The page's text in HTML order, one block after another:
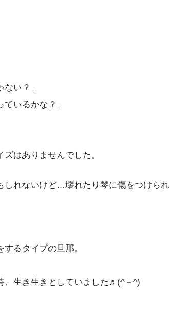
い？」
いるかな？」
はありませんでした。
しれないけど…壊れたり琴に傷をつけられ
るタイプの旦那。
、生き生きとしていました♬(^－^)